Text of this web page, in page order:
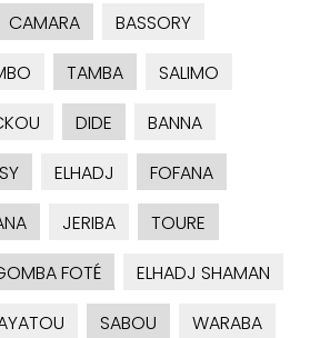
CAMARA
BASSORY
TAMBA
SALIMO
DIDE
BANNA
ELHADJ
FOFANA
JERIBA
TOURE
FOTÉ
ELHADJ SHAMAN
SABOU
WARABA